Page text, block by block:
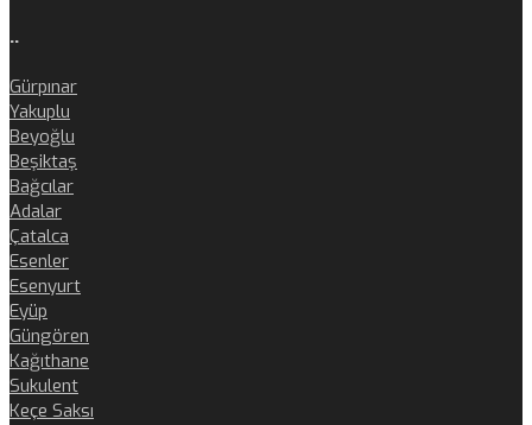
..
Gürpınar
Yakuplu
Beyoğlu
Beşiktaş
Bağcılar
Adalar
Çatalca
Esenler
Esenyurt
Eyüp
Güngören
Kağıthane
Sukulent
Keçe Saksı